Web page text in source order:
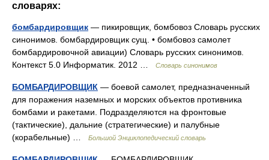
словарях:
бомбардировщик — пикировщик, бомбовоз Словарь русских
синонимов. бомбардировщик сущ. • бомбовоз самолет
бомбардировочной авиации) Словарь русских синонимов.
Контекст 5.0 Информатик. 2012 …
Словарь синонимов
БОМБАРДИРОВЩИК — боевой самолет, предназначенный
для поражения наземных и морских объектов противника
бомбами и ракетами. Подразделяются на фронтовые
(тактические), дальние (стратегические) и палубные
(корабельные) …
Большой Энциклопедический словарь